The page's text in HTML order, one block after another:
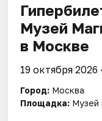
Города
Площадки
Артисты
Рейтинги
Музей
в Москве
19 октября 2026
Город: Москва
Площадка: Музей